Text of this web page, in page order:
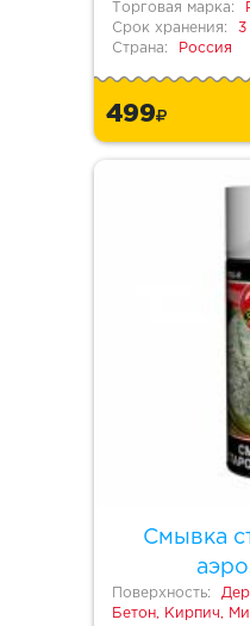
Торговая марка:
Срок хранения:
3
Страна:
Россия
499
Смывка
Поверхность:
Бетон, Кирпич,